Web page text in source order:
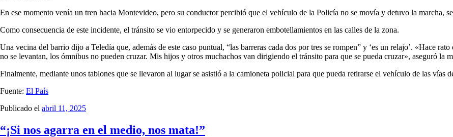
En ese momento venía un tren hacia Montevideo, pero su conductor percibió que el vehículo de la Policía no se movía y detuvo la marcha,
Como consecuencia de este incidente, el tránsito se vio entorpecido y se generaron embotellamientos en las calles de la zona.
Una vecina del barrio dijo a Teledía que, además de este caso puntual, “las barreras cada dos por tres se rompen” y ‘es un relajo’. «Hace
no se levantan, los ómnibus no pueden cruzar. Mis hijos y otros muchachos van dirigiendo el tránsito para que se pueda cruzar», aseguró la
Finalmente, mediante unos tablones que se llevaron al lugar se asistió a la camioneta policial para que pueda retirarse el vehículo de las vías
Fuente: El País
Publicado el abril 11, 2025
“¡Si nos agarra en el medio, nos mata!”